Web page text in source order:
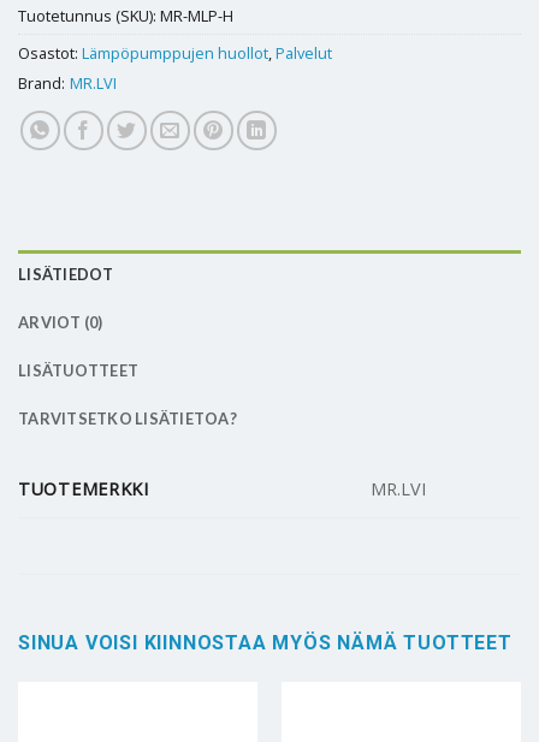
Tuotetunnus (SKU): MR-MLP-H
Osastot: Lämpöpumppujen huollot,Palvelut
Brand: MR.LVI
LISÄTIEDOT
ARVIOT (0)
LISÄTUOTTEET
TARVITSETKO LISÄTIETOA?
TUOTEMERKKI MR.LVI
SINUA VOISI KIINNOSTAA MYÖS NÄMÄ TUOTTEET